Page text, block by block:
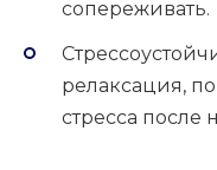
сопереживать.
релаксация,
стресса после